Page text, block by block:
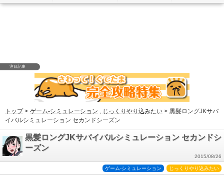
注目記事
トップ> ゲーム-シミュレーション , じっくりやり込みたい > 黒髪ロングJKサバ
イバルシミュレーション セカンドシーズン
黒髪ロングJKサバイバルシミュレーション セカンドシ
ーズン
2015/08/26
じっくりやり込みたい
ゲーム-シミュレーション